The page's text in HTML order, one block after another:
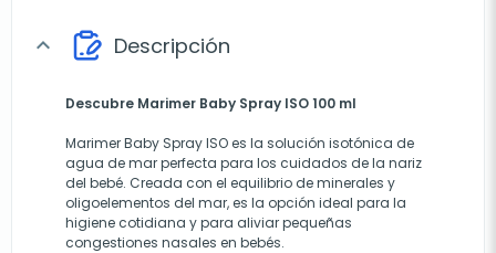
expand_more Descripción
Descubre Marimer Baby Spray ISO 100 ml
Marimer Baby Spray ISO es la solución isotónica de
agua de mar perfecta para los cuidados de la nariz
del bebé. Creada con el equilibrio de minerales y
oligoelementos del mar, es la opción ideal para la
higiene cotidiana y para aliviar pequeñas
congestiones nasales en bebés.